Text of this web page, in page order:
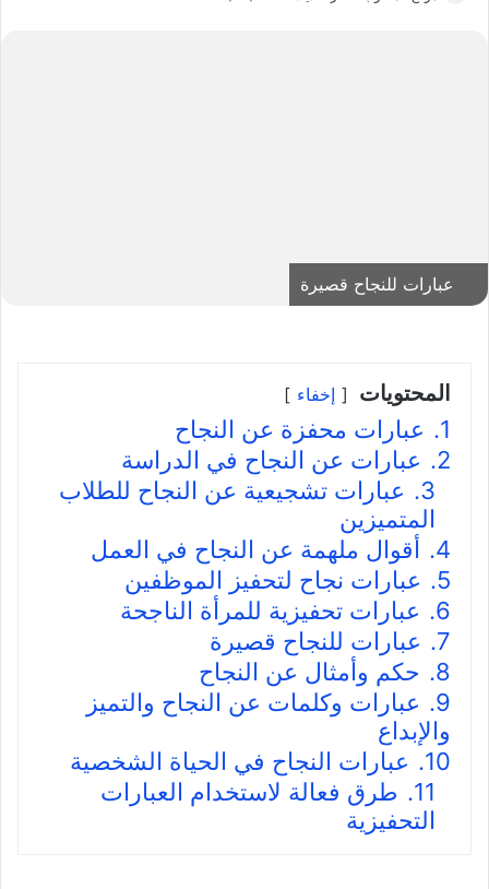
عبارات للنجاح قصيرة
المحتويات إخفاء
1.
عبارات محفزة عن النجاح
2.
عبارات عن النجاح في الدراسة
3.
عبارات تشجيعية عن النجاح للطلاب
المتميزين
4.
أقوال ملهمة عن النجاح في العمل
5.
عبارات نجاح لتحفيز الموظفين
6.
عبارات تحفيزية للمرأة الناجحة
7.
عبارات للنجاح قصيرة
8.
حكم وأمثال عن النجاح
9.
عبارات وكلمات عن النجاح والتميز
والإبداع
10.
عبارات النجاح في الحياة الشخصية
11.
طرق فعالة لاستخدام العبارات
التحفيزية